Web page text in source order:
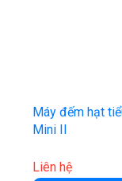
Máy đếm hạt
Mini II
Liên hệ